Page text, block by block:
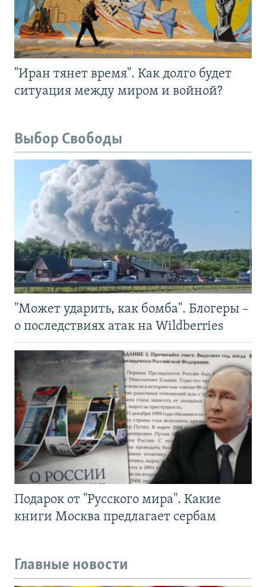
"Иран тянет время". Как долго будет
ситуация между миром и войной?
Выбор Свободы
"Может ударить, как бомба". Блогеры –
о последствиях атак на Wildberries
Подарок от "Русского мира". Какие
книги Москва предлагает сербам
Главные новости